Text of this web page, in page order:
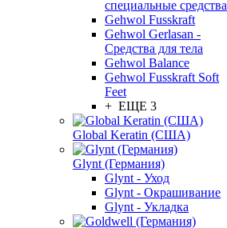
специальные средства
Gehwol Fusskraft
Gehwol Gerlasan -
Средства для тела
Gehwol Balance
Gehwol Fusskraft Soft
Feet
+ ЕЩЕ 3
Global Keratin (США)
Glynt (Германия)
Glynt - Уход
Glynt - Окрашивание
Glynt - Укладка